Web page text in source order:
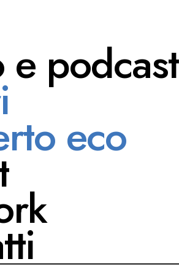
e podcast
eco
Zanella